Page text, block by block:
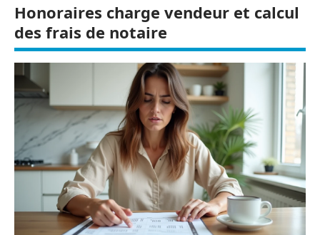
Honoraires charge vendeur et calcul
des frais de notaire